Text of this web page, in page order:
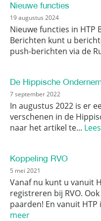
Nieuwe functies
19 augustus 2024
Nieuwe functies in HTP
Berichten kunt u
push-berichten via de
De Hippische
7 september 2022
In augustus 2022 is er
verschenen in de
naar het artikel te...
Koppeling RVO
5 mei 2021
Vanaf nu kunt u vanuit
registreren bij RVO.
paarden! En vanuit
meer